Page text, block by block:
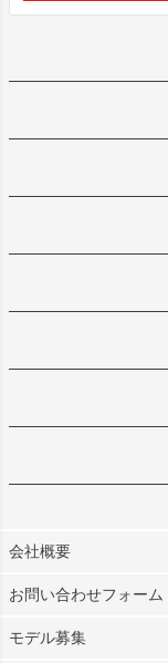
会社概要
お問い合わせフォーム
モデル募集